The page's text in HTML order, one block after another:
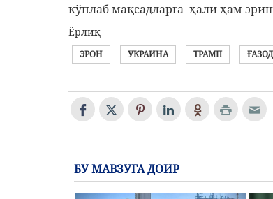
кўплаб мақсадларга ҳали ҳам
Ёрлиқ
ЭРОН УКРАИНА ТРАМП
БУ МАВЗУГА ДОИР